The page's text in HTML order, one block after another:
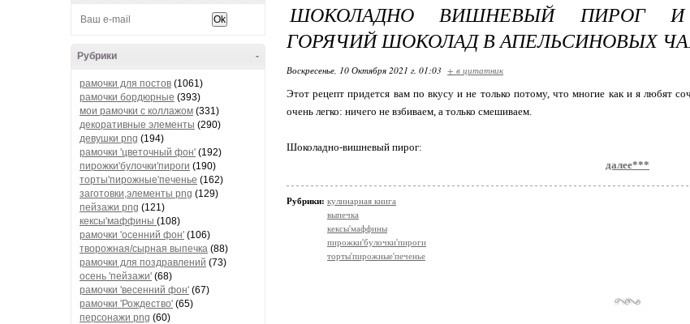
-
Рубрики
рамочки для постов (1061)
рамочки бордюрные (393)
мои рамочки с коллажом (331)
декоративные элементы (290)
девушки png (194)
рамочки 'цветочный фон' (192)
пирожки'булочки'пироги (190)
торты'пирожные'печенье (162)
заготовки,элементы png (129)
пейзажи png (121)
кексы'маффины (108)
рамочки 'осенний фон' (106)
творожная/сырная выпечка (88)
рамочки для поздравлений (73)
осень 'пейзажи' (68)
рамочки 'весенний фон' (67)
рамочки 'Рождество' (65)
персонажи png (60)
ШОКОЛАДНО ВИШНЕВЫЙ ПИРОГ И
ГОРЯЧИЙ ШОКОЛАД В АПЕЛЬСИНОВЫХ
Воскресенье, 10 Октября 2021 г. 01:03 + в цитатник
Этот рецепт придется вам по вкусу и не только потому, что многие как и я любят
очень легко: ничего не взбиваем, а только смешиваем.
Шоколадно-вишневый пирог:
далее***
Рубрики: кулинарная книга
выпечка
кексы'маффины
пирожки'булочки'пироги
торты'пирожные'печенье